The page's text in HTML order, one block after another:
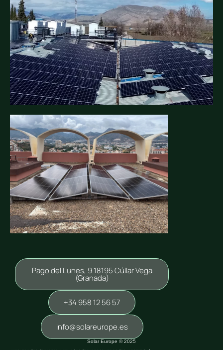
Pago del Lunes, 9 18195 Cúllar Vega
(Granada)
+34 958 12 56 57
info@solareurope.es
Solar Europe © 2025